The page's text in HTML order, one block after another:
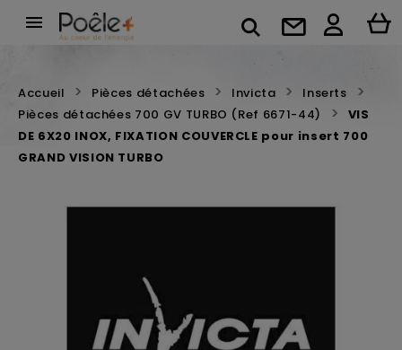

Accueil Pièces détachées Invicta
Inserts
Pièces détachées 700 GV TURBO (Ref 6671-44)
VIS
DE 6X20 INOX, FIXATION COUVERCLE pour insert 700
GRAND VISION TURBO